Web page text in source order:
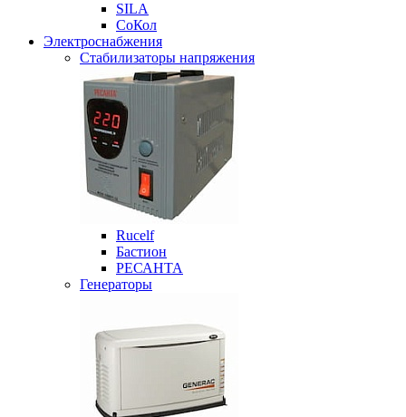
SILA
СоКол
Электроснабжения
Стабилизаторы напряжения
Rucelf
Бастион
РЕСАНТА
Генераторы